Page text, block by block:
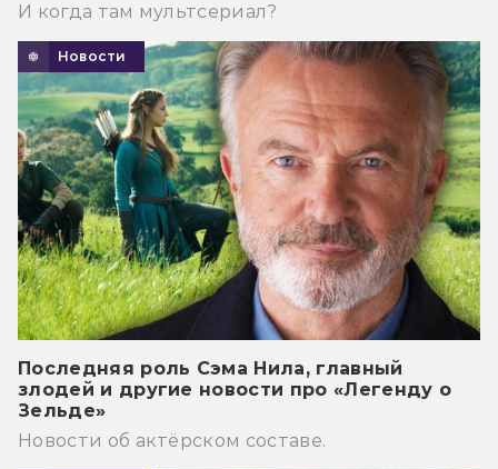
И когда там мультсериал?
Новости
Последняя роль Сэма Нила, главный
злодей и другие новости про «Легенду о
Зельде»
Новости об актёрском составе.